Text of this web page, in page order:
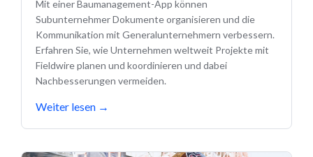
Mit einer Baumanagement-App können
Subunternehmer Dokumente organisieren und die
Kommunikation mit Generalunternehmern verbessern.
Erfahren Sie, wie Unternehmen weltweit Projekte mit
Fieldwire planen und koordinieren und dabei
Nachbesserungen vermeiden.
Weiter lesen →